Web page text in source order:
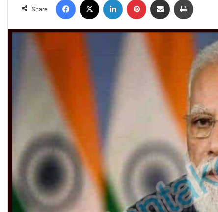
Share